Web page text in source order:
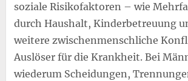
soziale Risikofaktoren – wie
durch Haushalt, Kinderbetreuung
weitere zwischenmenschliche
Auslöser für die Krankheit. Bei
wiederum Scheidungen,